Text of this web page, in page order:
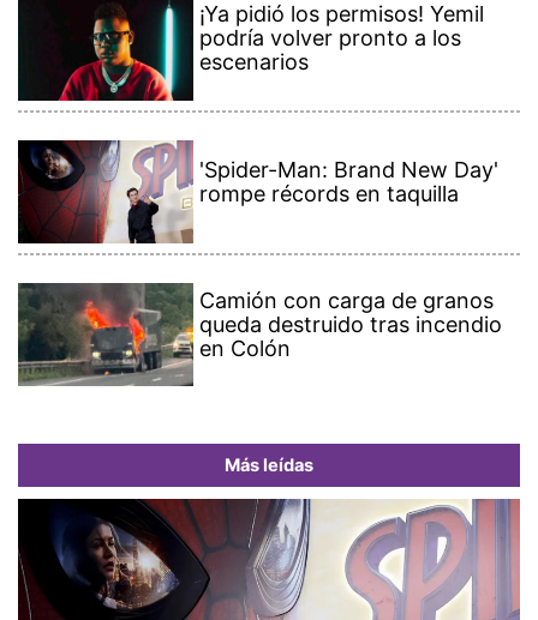
¡Ya pidió los permisos! Yemil
podría volver pronto a los
escenarios
'Spider-Man: Brand New Day'
rompe récords en taquilla
Camión con carga de granos
queda destruido tras incendio
en Colón
Más leídas